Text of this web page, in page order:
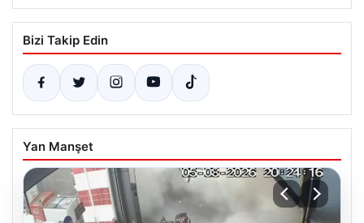
Bizi Takip Edin
Yan Manşet